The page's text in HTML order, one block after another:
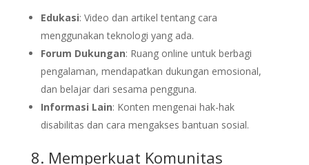
Edukasi: Video dan artikel tentang cara
menggunakan teknologi yang ada.
Forum Dukungan: Ruang online untuk berbagi
pengalaman, mendapatkan dukungan emosional,
dan belajar dari sesama pengguna.
Informasi Lain: Konten mengenai hak-hak
disabilitas dan cara mengakses bantuan sosial.
8. Memperkuat Komunitas